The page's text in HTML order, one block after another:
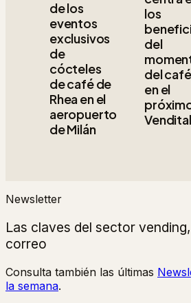
de los
eventos
exclusivos
de
cócteles
de café de
Rhea en el
aeropuerto
de Milán
los
del
del café
en el
Newsletter
Las claves del sector
correo
Consulta también las últimas
la semana.